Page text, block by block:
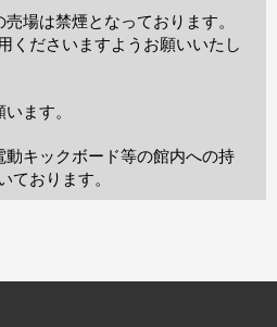
場は禁煙となっております。
くださいますようお願いいたし
ます。
キックボード等の館内への持
ております。